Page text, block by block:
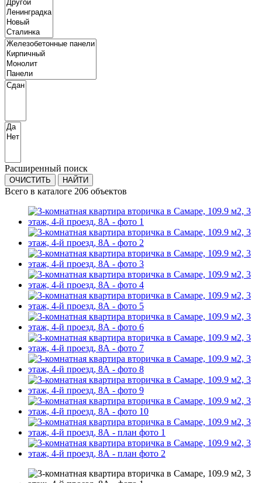
Расширенный поиск
Всего в каталоге 206 объектов